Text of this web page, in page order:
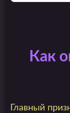
Как
Главный